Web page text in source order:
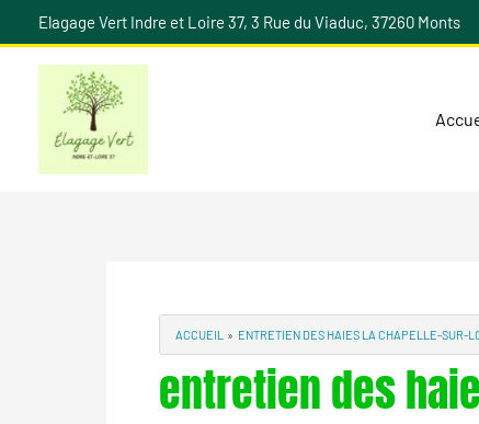
au
Elagage Vert Indre et Loire 37, 3 Rue du Viaduc, 37260 Monts
ACCUEIL ENTRETIEN DES HAIES LA CHAPELLE-SUR-
entretien des